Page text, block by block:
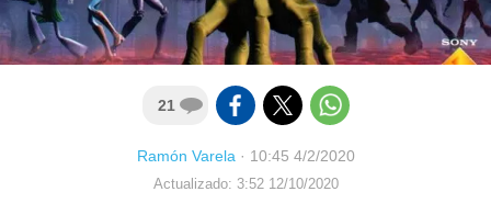
21
Ramón Varela· 10:45 4/2/2020
Actualizado: 3:52 12/10/2020